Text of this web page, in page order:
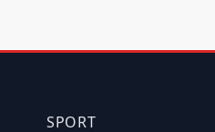
SPORT